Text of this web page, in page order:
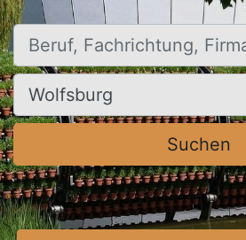
Beruf, Fachrichtung, Firma
Ort, Stadt
Suchen